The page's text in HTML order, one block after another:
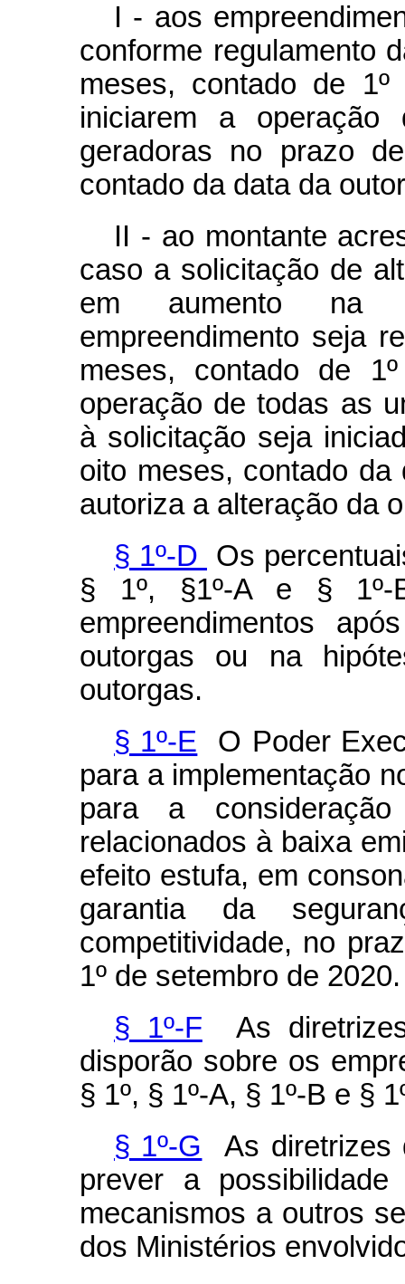
I - aos
conforme regulamento
meses, contado de
iniciarem a
geradoras no prazo
contado da data da
II - ao montante
caso a solicitação de
em aumento na
empreendimento seja
meses, contado de
operação de todas as
à solicitação seja
oito meses, contado
autoriza a alteração da
§ 1º-D
Os
§ 1º, §1º-A e § 1º-
empreendimentos
outorgas ou na
outorgas.
§ 1º-E O Poder
para a implementação
para a
relacionados à baixa
efeito estufa, em
garantia da
competitividade, no
1º de setembro de
§ 1º-F As
disporão sobre os
§ 1º, § 1º-A, § 1º-B e §
§ 1º-G As diretrizes
prever a
mecanismos a outros
dos Ministérios